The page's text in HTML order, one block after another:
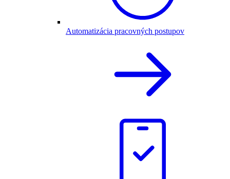
Automatizácia pracovných postupov